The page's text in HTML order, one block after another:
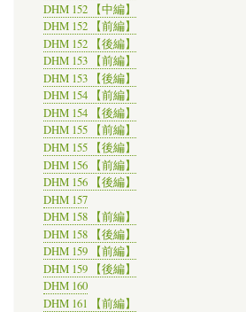
DHM 152 【中編】
DHM 152 【前編】
DHM 152 【後編】
DHM 153 【前編】
DHM 153 【後編】
DHM 154 【前編】
DHM 154 【後編】
DHM 155 【前編】
DHM 155 【後編】
DHM 156 【前編】
DHM 156 【後編】
DHM 157
DHM 158 【前編】
DHM 158 【後編】
DHM 159 【前編】
DHM 159 【後編】
DHM 160
DHM 161 【前編】